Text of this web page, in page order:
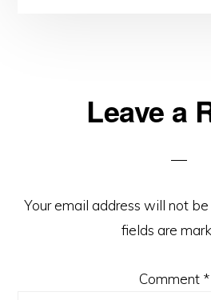
ReaderLeave a
Your email address will not be
fields are
Comment *